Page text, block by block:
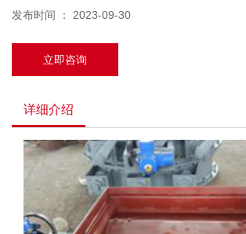
发布时间 ： 2023-09-30
立即咨询
详细介绍